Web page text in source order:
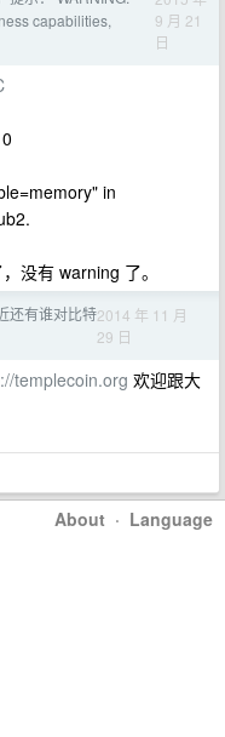
capabilities,
9 月 21
日
in
没有 warning 了。
还有谁对比特2014 年 11 月
29 日
templecoin.org 欢迎跟大
About · Language